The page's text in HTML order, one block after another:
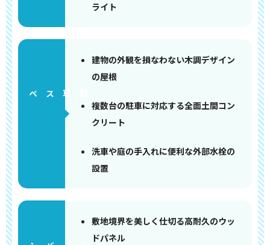
ライト
建物の外観を損なわない木調デザイン
の屋根
複数台の駐車に対応する全面土間コン
クリート
洗車や庭の手入れに便利な外部水栓の
設置
敷地境界を美しく仕切る高耐久のウッ
ドパネル